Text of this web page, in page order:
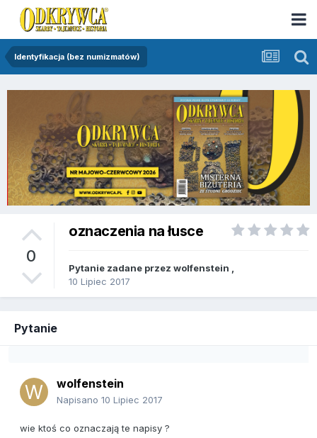
Identyfikacja (bez numizmatów)
0
oznaczenia na łusce
Pytanie zadane przez wolfenstein
10 Lipiec 2017
Pytanie
wolfenstein
Napisano 10 Lipiec 2017
wie ktoś co oznaczają te napisy ?